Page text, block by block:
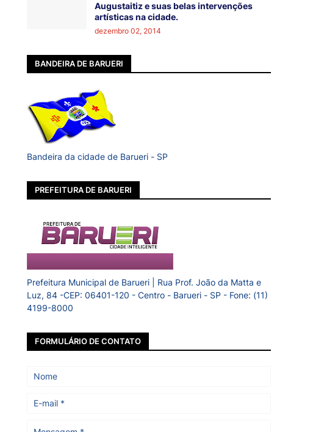
Augustaitiz e suas belas intervenções
artísticas na cidade.
dezembro 02, 2014
BANDEIRA DE BARUERI
Bandeira da cidade de Barueri - SP
PREFEITURA DE BARUERI
Prefeitura Municipal de Barueri | Rua Prof. João da Matta e
Luz, 84 -CEP: 06401-120 - Centro - Barueri - SP - Fone: (11)
4199-8000
FORMULÁRIO DE CONTATO